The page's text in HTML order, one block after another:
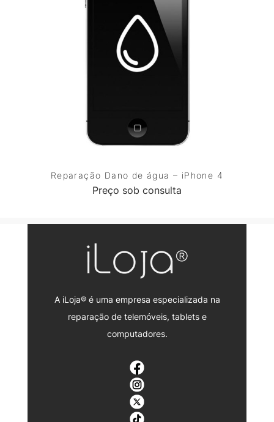
Reparação Dano de água – iPhone 4
Preço sob consulta
A iLoja® é uma empresa especializada na
reparação de telemóveis, tablets e
computadores.